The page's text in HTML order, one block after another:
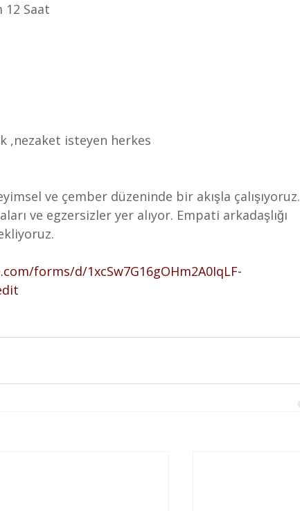
12 Saat
,nezaket isteyen herkes
ve çember düzeninde bir akışla çalışıyoruz.
forms/d/1xcSw7G16gOHm2A0IqLF-